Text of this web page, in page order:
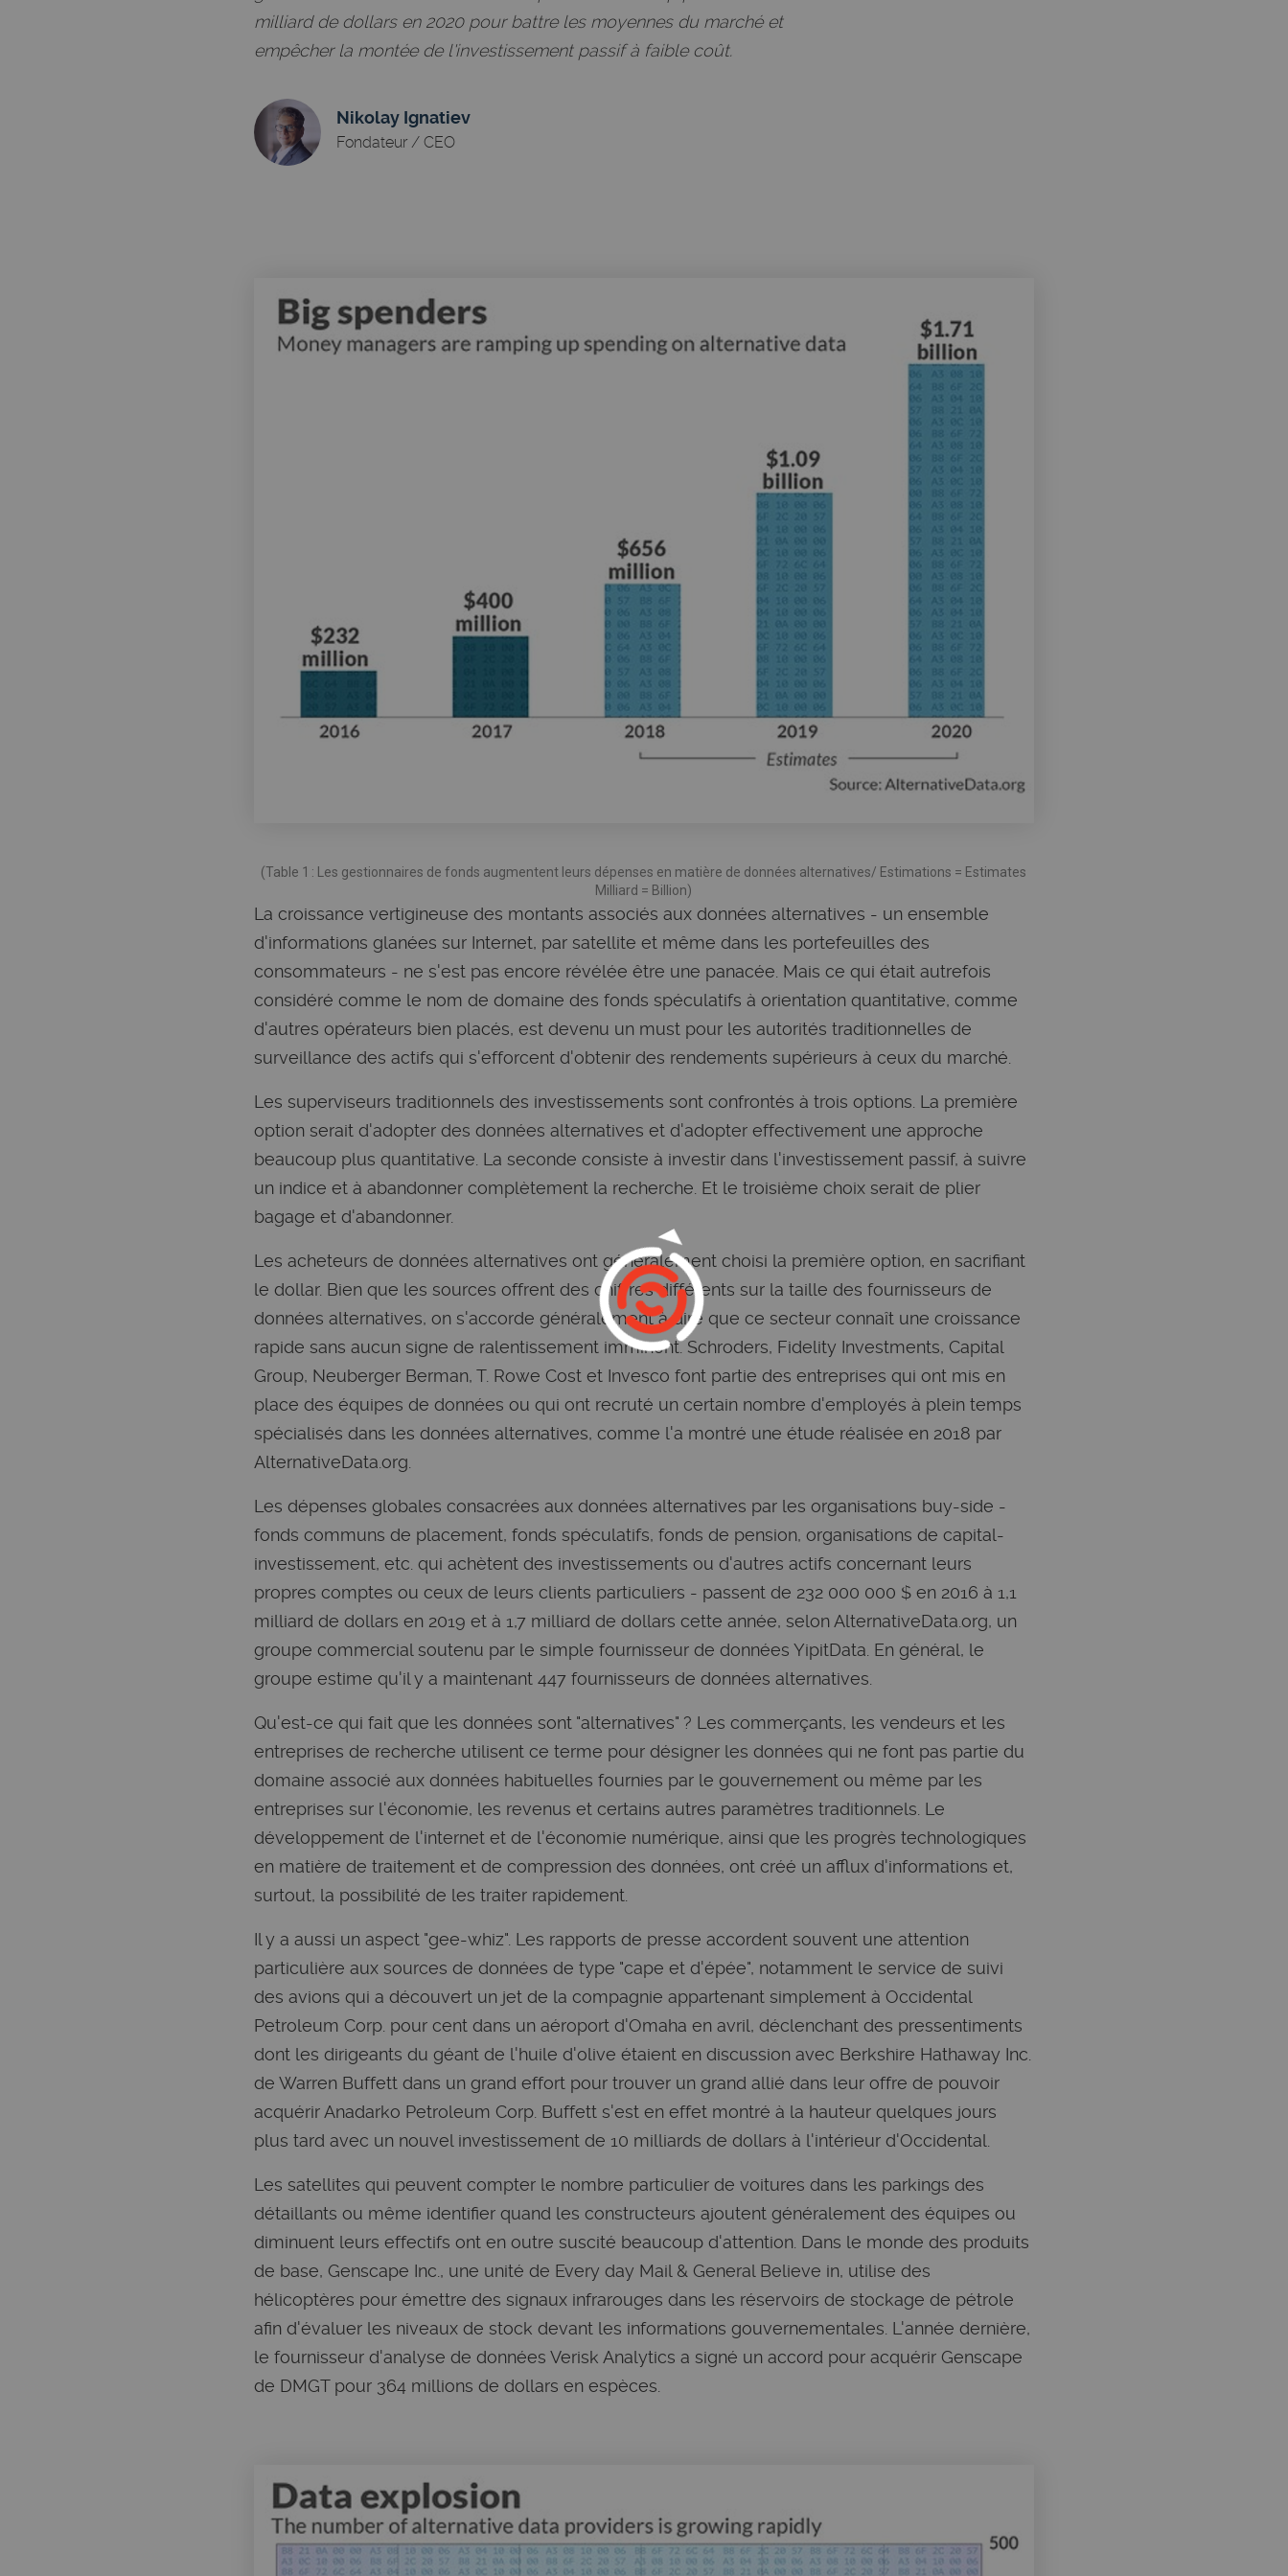
milliard de dollars en 2020 pour battre les moyennes du marché et
empêcher la montée de l'investissement passif à faible coût.
Nikolay Ignatiev
Fondateur / CEO
(Table 1 : Les gestionnaires de fonds augmentent leurs dépenses en matière de données alternatives/ Estimations = Estimates
Milliard = Billion)
La croissance vertigineuse des montants associés aux données alternatives - un ensemble
d'informations glanées sur Internet, par satellite et même dans les portefeuilles des
consommateurs - ne s'est pas encore révélée être une panacée. Mais ce qui était autrefois
considéré comme le nom de domaine des fonds spéculatifs à orientation quantitative, comme
d'autres opérateurs bien placés, est devenu un must pour les autorités traditionnelles de
surveillance des actifs qui s'efforcent d'obtenir des rendements supérieurs à ceux du marché.
Les superviseurs traditionnels des investissements sont confrontés à trois options. La première
option serait d'adopter des données alternatives et d'adopter effectivement une approche
beaucoup plus quantitative. La seconde consiste à investir dans l'investissement passif, à suivre
un indice et à abandonner complètement la recherche. Et le troisième choix serait de plier
bagage et d'abandonner.
Les acheteurs de données alternatives ont généralement choisi la première option, en sacrifiant
le dollar. Bien que les sources offrent des chiffres différents sur la taille des fournisseurs de
données alternatives, on s'accorde généralement à dire que ce secteur connaît une croissance
rapide sans aucun signe de ralentissement imminent. Schroders, Fidelity Investments, Capital
Group, Neuberger Berman, T. Rowe Cost et Invesco font partie des entreprises qui ont mis en
place des équipes de données ou qui ont recruté un certain nombre d'employés à plein temps
spécialisés dans les données alternatives, comme l'a montré une étude réalisée en 2018 par
AlternativeData.org.
Les dépenses globales consacrées aux données alternatives par les organisations buy-side -
fonds communs de placement, fonds spéculatifs, fonds de pension, organisations de capital-
investissement, etc. qui achètent des investissements ou d'autres actifs concernant leurs
propres comptes ou ceux de leurs clients particuliers - passent de 232 000 000 $ en 2016 à 1,1
milliard de dollars en 2019 et à 1,7 milliard de dollars cette année, selon AlternativeData.org, un
groupe commercial soutenu par le simple fournisseur de données YipitData. En général, le
groupe estime qu'il y a maintenant 447 fournisseurs de données alternatives.
Qu'est-ce qui fait que les données sont "alternatives" ? Les commerçants, les vendeurs et les
entreprises de recherche utilisent ce terme pour désigner les données qui ne font pas partie du
domaine associé aux données habituelles fournies par le gouvernement ou même par les
entreprises sur l'économie, les revenus et certains autres paramètres traditionnels. Le
développement de l'internet et de l'économie numérique, ainsi que les progrès technologiques
en matière de traitement et de compression des données, ont créé un afflux d'informations et,
surtout, la possibilité de les traiter rapidement.
Il y a aussi un aspect "gee-whiz". Les rapports de presse accordent souvent une attention
particulière aux sources de données de type "cape et d'épée", notamment le service de suivi
des avions qui a découvert un jet de la compagnie appartenant simplement à Occidental
Petroleum Corp. pour cent dans un aéroport d'Omaha en avril, déclenchant des pressentiments
dont les dirigeants du géant de l'huile d'olive étaient en discussion avec Berkshire Hathaway Inc.
de Warren Buffett dans un grand effort pour trouver un grand allié dans leur offre de pouvoir
acquérir Anadarko Petroleum Corp. Buffett s'est en effet montré à la hauteur quelques jours
plus tard avec un nouvel investissement de 10 milliards de dollars à l'intérieur d'Occidental.
Les satellites qui peuvent compter le nombre particulier de voitures dans les parkings des
détaillants ou même identifier quand les constructeurs ajoutent généralement des équipes ou
diminuent leurs effectifs ont en outre suscité beaucoup d'attention. Dans le monde des produits
de base, Genscape Inc., une unité de Every day Mail & General Believe in, utilise des
hélicoptères pour émettre des signaux infrarouges dans les réservoirs de stockage de pétrole
afin d'évaluer les niveaux de stock devant les informations gouvernementales. L'année dernière,
le fournisseur d'analyse de données Verisk Analytics a signé un accord pour acquérir Genscape
de DMGT pour 364 millions de dollars en espèces.